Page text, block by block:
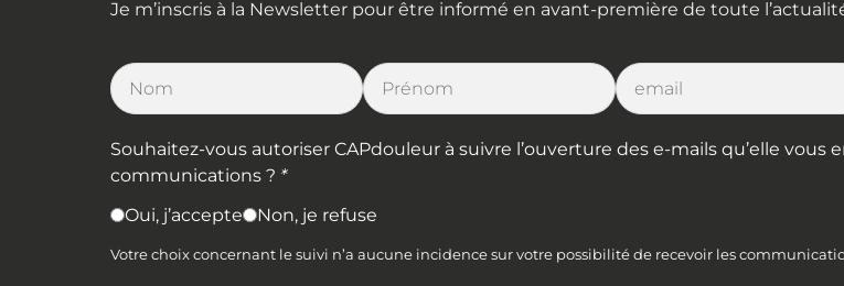
1 juillet 2026 25 juin 2026
Je m’inscris à la Newsletter pour être informé en avant-première de toute
Souhaitez-vous autoriser CAPdouleur à suivre l’ouverture des e-mails qu’elle vous
communications ? *
Oui, j’accepte
Non, je refuse
Votre choix concernant le suivi n’a aucune incidence sur votre possibilité de recevoir les